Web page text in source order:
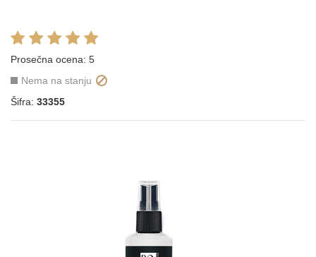
Prosečna ocena: 5
Nema na stanju
Šifra: 33355